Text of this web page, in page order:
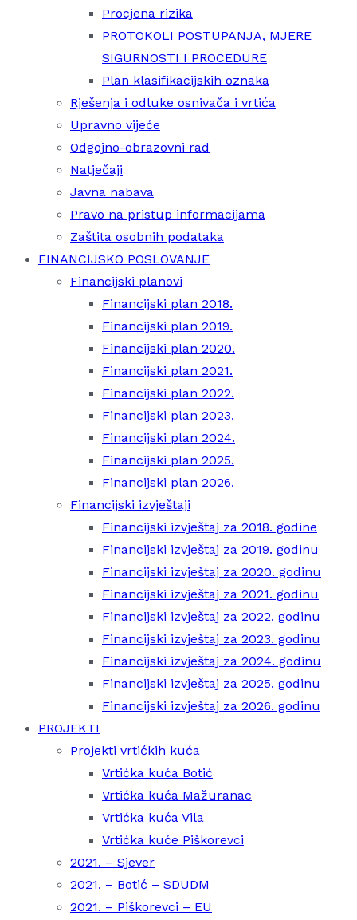
Procjena rizika
PROTOKOLI POSTUPANJA, MJERE
SIGURNOSTI I PROCEDURE
Plan klasifikacijskih oznaka
Rješenja i odluke osnivača i vrtića
Upravno vijeće
Odgojno-obrazovni rad
Natječaji
Javna nabava
Pravo na pristup informacijama
Zaštita osobnih podataka
FINANCIJSKO POSLOVANJE
Financijski planovi
Financijski plan 2018.
Financijski plan 2019.
Financijski plan 2020.
Financijski plan 2021.
Financijski plan 2022.
Financijski plan 2023.
Financijski plan 2024.
Financijski plan 2025.
Financijski plan 2026.
Financijski izvještaji
Financijski izvještaj za 2018. godine
Financijski izvještaj za 2019. godinu
Financijski izvještaj za 2020. godinu
Financijski izvještaj za 2021. godinu
Financijski izvještaj za 2022. godinu
Financijski izvještaj za 2023. godinu
Financijski izvještaj za 2024. godinu
Financijski izvještaj za 2025. godinu
Financijski izvještaj za 2026. godinu
PROJEKTI
Projekti vrtićkih kuća
Vrtićka kuća Botić
Vrtićka kuća Mažuranac
Vrtićka kuća Vila
Vrtićka kuće Piškorevci
2021. – Sjever
2021. – Botić – SDUDM
2021. – Piškorevci – EU